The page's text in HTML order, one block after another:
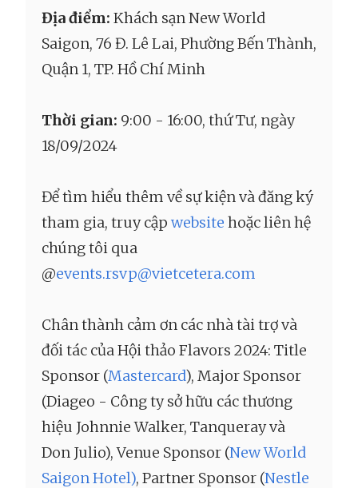
Địa điểm: Khách sạn New World
Saigon, 76 Đ. Lê Lai, Phường Bến Thành,
Quận 1, TP. Hồ Chí Minh
Thời gian: 9:00 - 16:00, thứ Tư, ngày
18/09/2024
Để tìm hiểu thêm về sự kiện và đăng ký
tham gia, truy cập website hoặc liên hệ
chúng tôi qua
@events.rsvp@vietcetera.com
Chân thành cảm ơn các nhà tài trợ và
đối tác của Hội thảo Flavors 2024: Title
Sponsor (Mastercard), Major Sponsor
(Diageo - Công ty sở hữu các thương
hiệu Johnnie Walker, Tanqueray và
Don Julio), Venue Sponsor (New World
Saigon Hotel), Partner Sponsor (Nestle